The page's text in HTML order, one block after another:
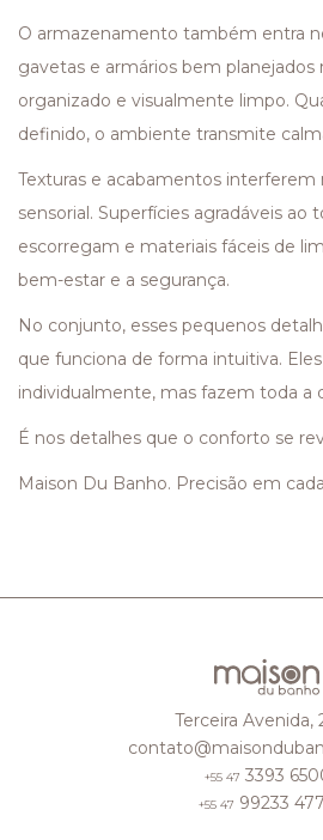
O armazenamento também entra
gavetas e armários bem
organizado e visualmente limpo.
definido, o ambiente transmite
Texturas e acabamentos interferem
sensorial. Superfícies agradáveis ao
escorregam e materiais fáceis de
bem-estar e a segurança.
No conjunto, esses pequenos
que funciona de forma intuitiva.
individualmente, mas fazem toda a
É nos detalhes que o conforto se
Maison Du Banho. Precisão em
Terceira Avenida,
+55 47 3393
+55 47 99233